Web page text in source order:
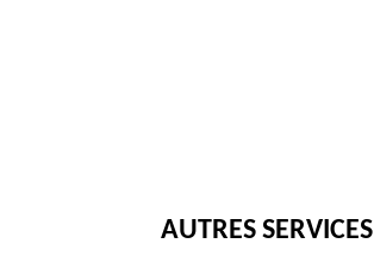
AUTRES SERVICES